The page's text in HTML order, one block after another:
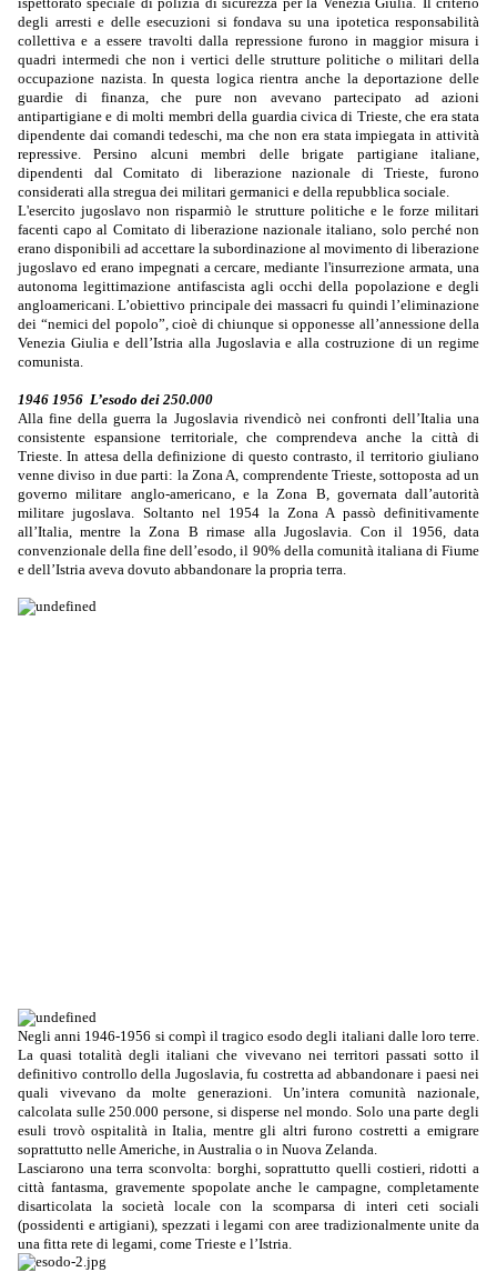
degli arresti e delle esecuzioni si fondava su una ipotetica responsabilità
collettiva e a essere travolti dalla repressione furono in maggior misura i
quadri intermedi che non i vertici delle strutture politiche o militari della
occupazione nazista. In questa logica rientra anche la deportazione delle
guardie di finanza, che pure non avevano partecipato ad azioni
antipartigiane e di molti membri della guardia civica di Trieste, che era stata
dipendente dai comandi tedeschi, ma che non era stata impiegata in attività
repressive. Persino alcuni membri delle brigate partigiane italiane,
dipendenti dal Comitato di liberazione nazionale di Trieste, furono
considerati alla stregua dei militari germanici e della repubblica sociale.
L'esercito jugoslavo non risparmiò le strutture politiche e le forze militari
facenti capo al Comitato di liberazione nazionale italiano, solo perché non
erano disponibili ad accettare la subordinazione al movimento di liberazione
jugoslavo ed erano impegnati a cercare, mediante l'insurrezione armata, una
autonoma legittimazione antifascista agli occhi della popolazione e degli
angloamericani. L’obiettivo principale dei massacri fu quindi l’eliminazione
dei “nemici del popolo”, cioè di chiunque si opponesse all’annessione della
Venezia Giulia e dell’Istria alla Jugoslavia e alla costruzione di un regime
comunista.
1946 1956 L’esodo dei 250.000
Alla fine della guerra la Jugoslavia rivendicò nei confronti dell’Italia una
consistente espansione territoriale, che comprendeva anche la città di
Trieste. In attesa della definizione di questo contrasto, il territorio giuliano
venne diviso in due parti: la Zona A, comprendente Trieste, sottoposta ad un
governo militare anglo-americano, e la Zona B, governata dall’autorità
militare jugoslava. Soltanto nel 1954 la Zona A passò definitivamente
all’Italia, mentre la Zona B rimase alla Jugoslavia. Con il 1956, data
convenzionale della fine dell’esodo, il 90% della comunità italiana di Fiume
e dell’Istria aveva dovuto abbandonare la propria terra.
Negli anni 1946-1956 si compì il tragico esodo degli italiani dalle loro terre.
La quasi totalità degli italiani che vivevano nei territori passati sotto il
definitivo controllo della Jugoslavia, fu costretta ad abbandonare i paesi nei
quali vivevano da molte generazioni. Un’intera comunità nazionale,
calcolata sulle 250.000 persone, si disperse nel mondo. Solo una parte degli
esuli trovò ospitalità in Italia, mentre gli altri furono costretti a emigrare
soprattutto nelle Americhe, in Australia o in Nuova Zelanda.
Lasciarono una terra sconvolta: borghi, soprattutto quelli costieri, ridotti a
città fantasma, gravemente spopolate anche le campagne, completamente
disarticolata la società locale con la scomparsa di interi ceti sociali
(possidenti e artigiani), spezzati i legami con aree tradizionalmente unite da
una fitta rete di legami, come Trieste e l’Istria.